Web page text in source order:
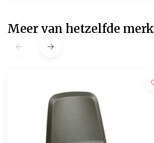
Meer van hetzelfde merk